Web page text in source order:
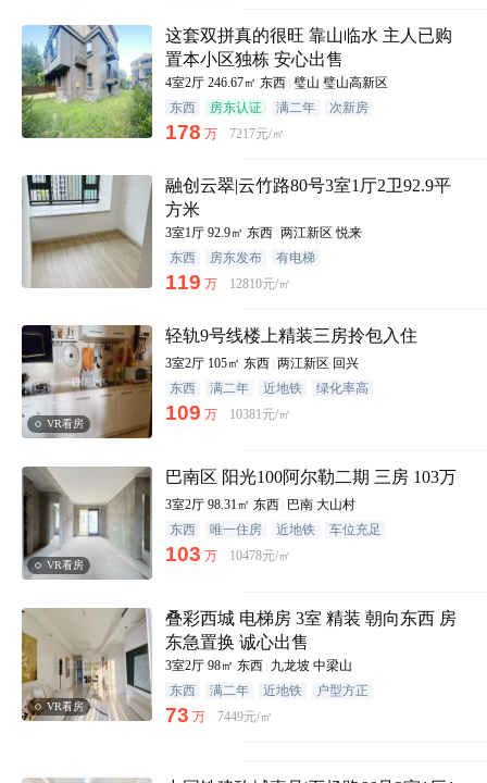
这套双拼真的很旺 靠山临水 主人已购
置本小区独栋 安心出售
4室2厅 246.67㎡ 东西 璧山 璧山高新区
东西
房东认证 满二年 次新房
178 万 7217元/㎡
融创云翠|云竹路80号3室1厅2卫92.9平
方米
3室1厅 92.9㎡ 东西 两江新区 悦来
东西
房东发布 有电梯
119 万 12810元/㎡
VR看房
轻轨9号线楼上精装三房拎包入住
3室2厅 105㎡ 东西 两江新区 回兴
东西
满二年 近地铁 绿化率高
109 万 10381元/㎡
VR看房
巴南区 阳光100阿尔勒二期 三房 103万
3室2厅 98.31㎡ 东西 巴南 大山村
东西
唯一住房 近地铁 车位充足
103 万 10478元/㎡
VR看房
叠彩西城 电梯房 3室 精装 朝向东西 房
东急置换 诚心出售
3室2厅 98㎡ 东西 九龙坡 中梁山
东西
满二年 近地铁 户型方正
73 万 7449元/㎡